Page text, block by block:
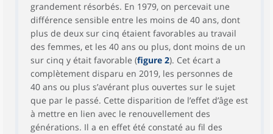
grandement résorbés. En 1979, on percevait une
différence sensible entre les moins de 40 ans, dont
plus de deux sur cinq étaient favorables au travail
des femmes, et les 40 ans ou plus, dont moins de un
sur cinq y était favorable (figure 2). Cet écart a
complètement disparu en 2019, les personnes de
40 ans ou plus s’avérant plus ouvertes sur le sujet
que par le passé. Cette disparition de l’effet d’âge est
à mettre en lien avec le renouvellement des
générations. Il a en effet été constaté au fil des